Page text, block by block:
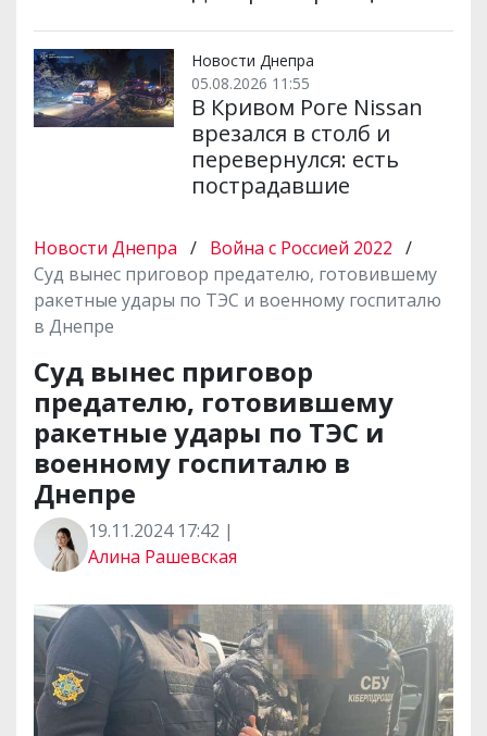
Новости Днепра
05.08.2026 11:55
В Кривом Роге Nissan
врезался в столб и
перевернулся: есть
пострадавшие
Новости Днепра / Война с Россией 2022 /
Суд вынес приговор предателю, готовившему
ракетные удары по ТЭС и военному госпиталю
в Днепре
Суд вынес приговор
предателю, готовившему
ракетные удары по ТЭС и
военному госпиталю в
Днепре
19.11.2024 17:42 |
Алина Рашевская